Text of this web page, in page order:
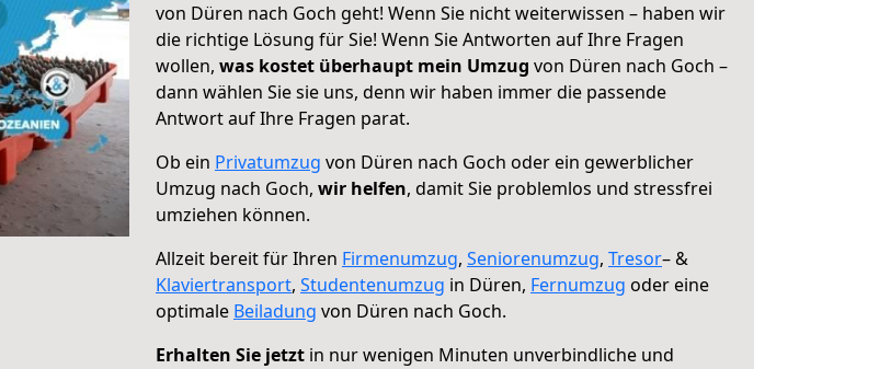
von Düren nach Goch geht! Wenn Sie nicht weiterwissen – haben wir
die richtige Lösung für Sie! Wenn Sie Antworten auf Ihre Fragen
wollen, was kostet überhaupt mein Umzug von Düren nach Goch –
dann wählen Sie sie uns, denn wir haben immer die passende
Antwort auf Ihre Fragen parat.
Ob ein Privatumzug von Düren nach Goch oder ein gewerblicher
Umzug nach Goch, wir helfen, damit Sie problemlos und stressfrei
umziehen können.
Allzeit bereit für Ihren Firmenumzug, Seniorenumzug, Tresor– &
Klaviertransport, Studentenumzug in Düren, Fernumzug oder eine
optimale Beiladung von Düren nach Goch.
Erhalten Sie jetzt in nur wenigen Minuten unverbindliche und